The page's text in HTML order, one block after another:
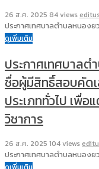
26 ส.ค. 2025 84 views
ประกาศเทศบาลตำบลหนองย
ดูเพิ่มเติม
ประกาศเทศบาลต
ชื่อผู้มีสิทธิ์สอบคัด
ประเภททั่วไป เพื่
วิชาการ
26 ส.ค. 2025 104 views
ประกาศเทศบาลตำบลหนอง